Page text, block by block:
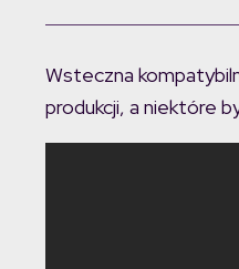
Wsteczna
produkcji, a niektóre